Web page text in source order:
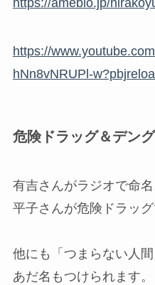
https://
hNn8vNRUPl-
危険ドラッグ＆デン
有吉さんがラジオで命名
平子さんが危険ドラッ
他にも「つまらない人
あだ名もつけられます。